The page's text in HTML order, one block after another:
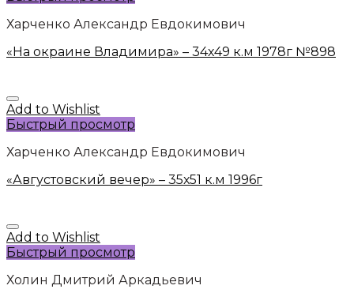
Харченко Александр Евдокимович
«На окраине Владимира» – 34х49 к.м 1978г №898
Add to Wishlist
Быстрый просмотр
Харченко Александр Евдокимович
«Августовский вечер» – 35х51 к.м 1996г
Add to Wishlist
Быстрый просмотр
Холин Дмитрий Аркадьевич